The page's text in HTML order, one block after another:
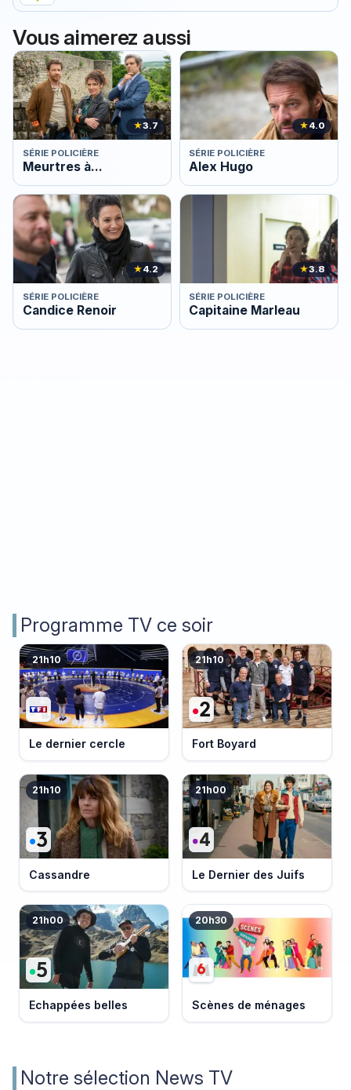
Vous aimerez aussi
★3.7
SÉRIE POLICIÈRE
Meurtres à...
★4.0
SÉRIE POLICIÈRE
Alex Hugo
★4.2
SÉRIE POLICIÈRE
Candice Renoir
★3.8
SÉRIE POLICIÈRE
Capitaine Marleau
Programme TV ce soir
21h10
Le dernier cercle
21h10
Fort Boyard
21h10
Cassandre
21h00
Le Dernier des Juifs
21h00
Echappées belles
20h30
Scènes de ménages
Notre sélection News TV